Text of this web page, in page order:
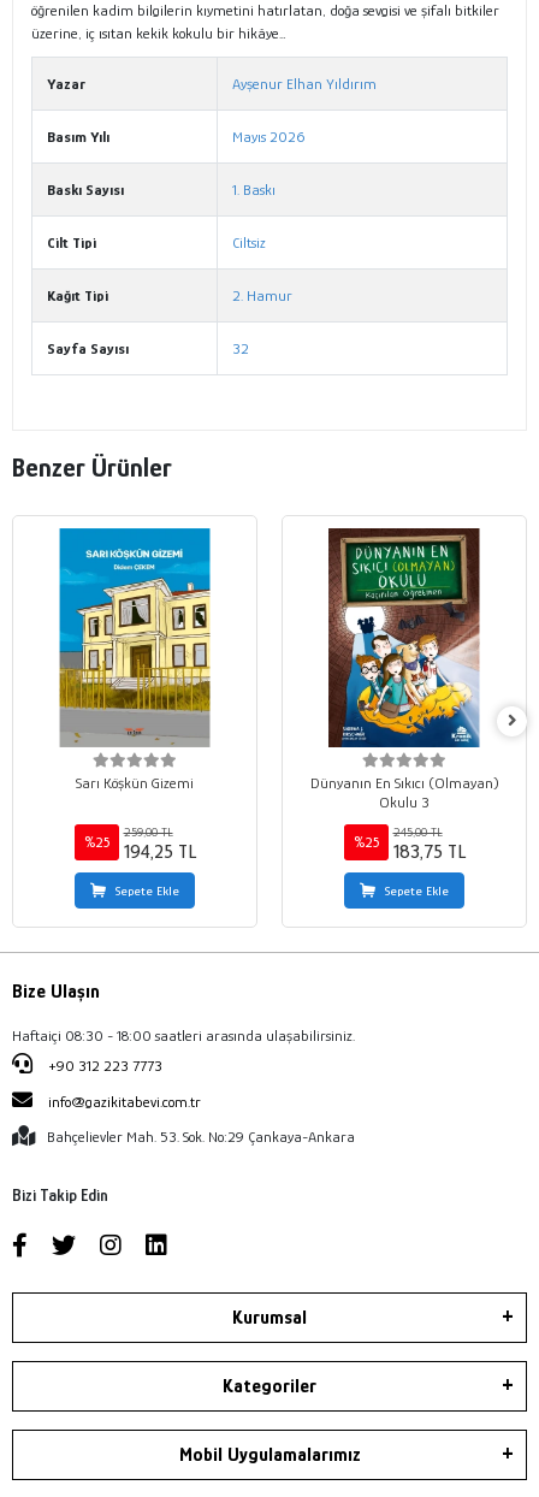
öğrenilen kadim bilgilerin kıymetini hatırlatan, doğa sevgisi ve şifalı bitkiler
üzerine, iç ısıtan kekik kokulu bir hikâye…
Yazar Ayşenur Elhan Yıldırım
Basım Yılı Mayıs 2026
Baskı Sayısı 1. Baskı
Cilt Tipi Ciltsiz
Kağıt Tipi 2. Hamur
Sayfa Sayısı 32
Benzer Ürünler
Sarı Köşkün Gizemi
%25
259,00 TL
194,25 TL
Sepete Ekle
Dünyanın En Sıkıcı (Olmayan)
Okulu 3
%25
245,00 TL
183,75 TL
Sepete Ekle
Bize Ulaşın
Haftaiçi 08:30 - 18:00 saatleri arasında ulaşabilirsiniz.
+90 312 223 7773
info@gazikitabevi.com.tr
Bahçelievler Mah. 53. Sok. No:29 Çankaya-Ankara
Bizi Takip Edin
Kurumsal
Kategoriler
Mobil Uygulamalarımız